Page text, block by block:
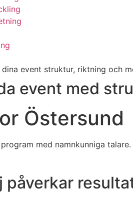
event med
Östersund
med namnkunniga
påverkar